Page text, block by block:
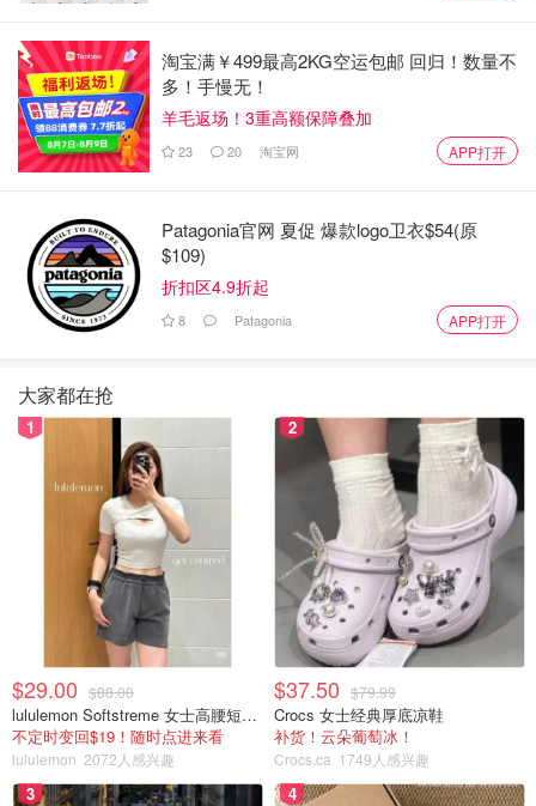
来自官方Facebook，版权属原作者
140 Kelsey Blvd, Churchill, MB R0B 0E0
https://frontiersnorth.com/
丘吉尔位于极光椭圆形的正下方，使这个北部小镇成为地球
如果想拍摄北极光的照片，这些豪华之旅是完美的选择。
他们有两种摄影之旅，一种是苔原越野车，一种是火车，以
帮助摄影爱好者捕捉完美的照片。
淘宝满￥499最高2KG空运包邮 回归！数量不
多！手慢无！
羊毛返场！3重高额保障叠加
23 20 淘宝网 APP打开
Patagonia官网 夏促 爆款logo卫衣$54(原
$109)
折扣区4.9折起
8 Patagonia APP打开
大家都在抢
1
$29.00 $88.00
lululemon Softstreme 女士高腰短裤 10cm
不定时变回$19！随时点进来看
lululemon 2072人感兴趣
2
$37.50 $79.99
Crocs 女士经典厚底凉鞋
补货！云朵葡萄冰！
Crocs.ca 1749人感兴趣
3 4